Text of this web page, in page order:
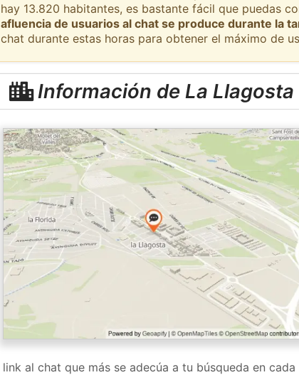
hay 13.820 habitantes, es bastante fácil que puedas
afluencia de usuarios al chat se produce durante la
chat durante estas horas para obtener el máximo de
Información de La Llagosta
link al chat que más se adecúa a tu búsqueda en cada